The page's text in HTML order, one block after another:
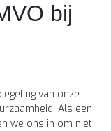
bij
van onze
Als een
we ons in om niet